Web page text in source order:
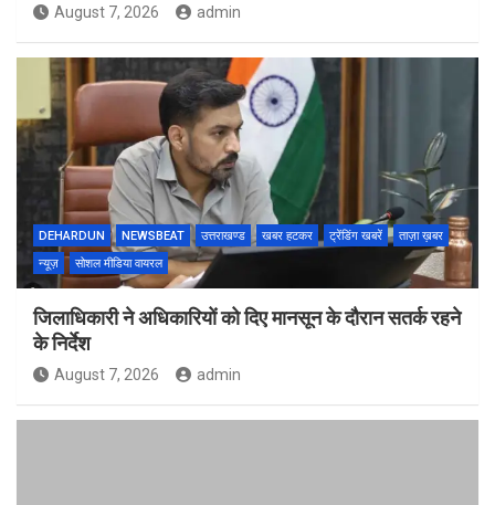
August 7, 2026 admin
DEHARDUN NEWSBEAT उत्तराखण्ड खबर हटकर ट्रेंडिंग खबरें
ताज़ा ख़बर
न्यूज़
सोशल मीडिया वायरल
जिलाधिकारी ने अधिकारियों को दिए मानसून के दौरान सतर्क रहने
के निर्देश
August 7, 2026 admin